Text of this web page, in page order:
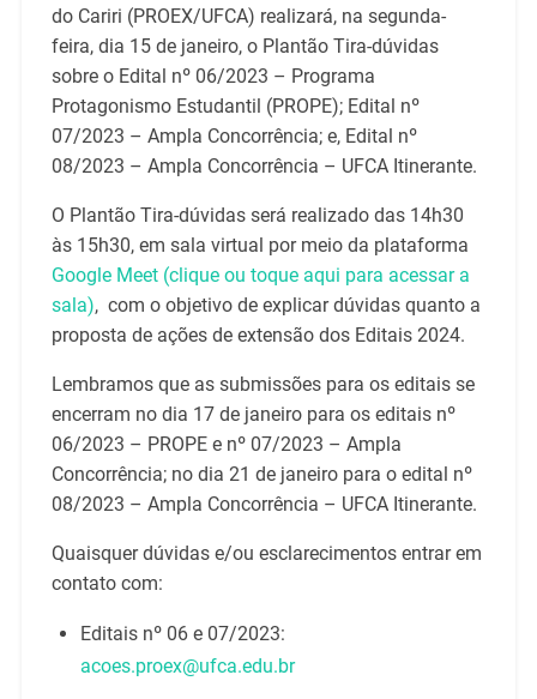
do Cariri (PROEX/UFCA) realizará, na segunda-
feira, dia 15 de janeiro, o Plantão Tira-dúvidas
sobre o Edital nº 06/2023 – Programa
Protagonismo Estudantil (PROPE); Edital nº
07/2023 – Ampla Concorrência; e, Edital nº
08/2023 – Ampla Concorrência – UFCA Itinerante.
O Plantão Tira-dúvidas será realizado das 14h30
às 15h30, em sala virtual por meio da plataforma
Google Meet (clique ou toque aqui para acessar a
sala), com o objetivo de explicar dúvidas quanto a
proposta de ações de extensão dos Editais 2024.
Lembramos que as submissões para os editais se
encerram no dia 17 de janeiro para os editais nº
06/2023 – PROPE e nº 07/2023 – Ampla
Concorrência; no dia 21 de janeiro para o edital nº
08/2023 – Ampla Concorrência – UFCA Itinerante.
Quaisquer dúvidas e/ou esclarecimentos entrar em
contato com:
Editais nº 06 e 07/2023:
acoes.proex@ufca.edu.br